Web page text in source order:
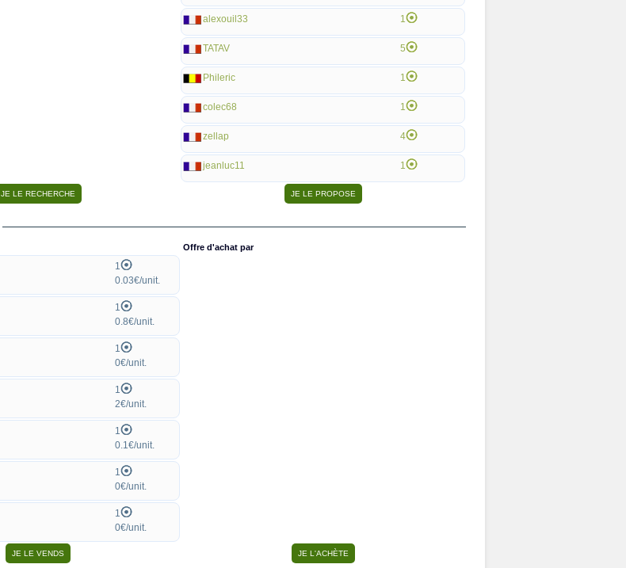
alexouil33 1
TATAV 5
Phileric 1
colec68 1
zellap 4
jeanluc11 1
1
0.03€/unit.
1
0.8€/unit.
1
0€/unit.
1
2€/unit.
1
0.1€/unit.
1
0€/unit.
1
0€/unit.
Offre d'achat par